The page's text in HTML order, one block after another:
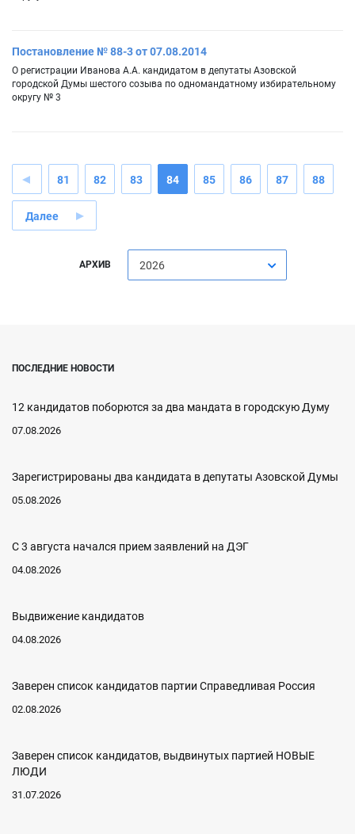
Постановление № 88-3 от 07.08.2014
О регистрации Иванова А.А. кандидатом в депутаты Азовской
городской Думы шестого созыва по одномандатному избирательному
округу № 3
81 82 83 84 85 86 87 88
Далее
АРХИВ 2026
ПОСЛЕДНИЕ НОВОСТИ
12 кандидатов поборются за два мандата в городскую Думу
07.08.2026
Зарегистрированы два кандидата в депутаты Азовской Думы
05.08.2026
С 3 августа начался прием заявлений на ДЭГ
04.08.2026
Выдвижение кандидатов
04.08.2026
Заверен список кандидатов партии Справедливая Россия
02.08.2026
Заверен список кандидатов, выдвинутых партией НОВЫЕ
ЛЮДИ
31.07.2026